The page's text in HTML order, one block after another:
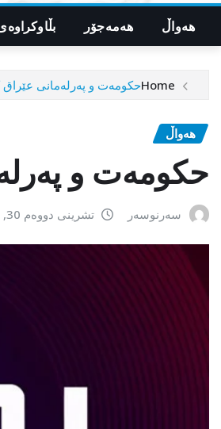
هەواڵ هەمەجۆر
Homeحکومەت و پەرلەمانی عێراق
هەواڵ
حکومەت و
سەرنوسەر تشرینی دووەم 30, 2025